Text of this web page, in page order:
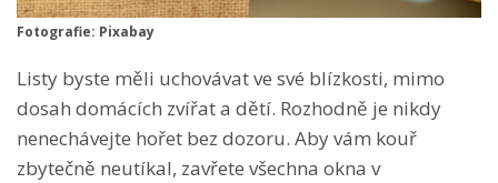
Fotografie: Pixabay
Listy byste měli uchovávat ve své blízkosti, mimo
dosah domácích zvířat a dětí. Rozhodně je nikdy
nenechávejte hořet bez dozoru. Aby vám kouř
zbytečně neutíkal, zavřete všechna okna v